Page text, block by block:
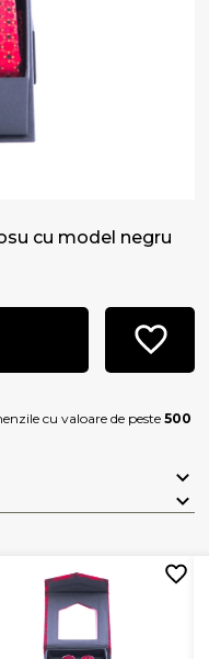
cu model negru
cu valoare de peste500